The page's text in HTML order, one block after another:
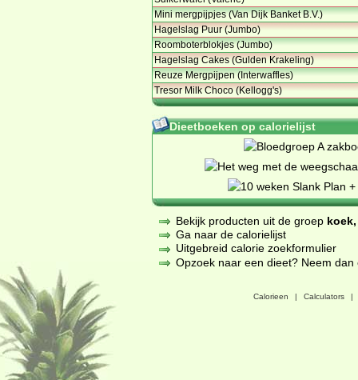
Mini mergpijpjes (Van Dijk Banket B.V.)
Hagelslag Puur (Jumbo)
Roomboterblokjes (Jumbo)
Hagelslag Cakes (Gulden Krakeling)
Reuze Mergpijpen (Interwaffles)
Tresor Milk Choco (Kellogg's)
Dieetboeken op calorielijst
Bekijk producten uit de groep
Ga naar de calorielijst
Uitgebreid calorie zoekformulier
Opzoek naar een dieet? Neem
Calorieen | Calculators |